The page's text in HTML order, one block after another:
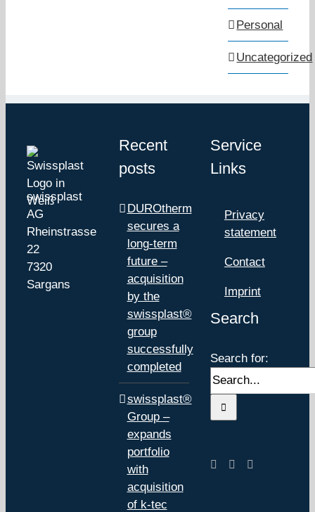
Personal
Uncategorized
swissplast
AG
Rheinstrasse
22
7320
Sargans
Recent
posts
DUROtherm
secures a
long-term
future –
acquisition
by the
swissplast®
group
successfully
completed
swissplast®
Group –
expands
portfolio
with
acquisition
of k-tec
Service
Links
Privacy
statement
Contact
Imprint
Search
Search for: